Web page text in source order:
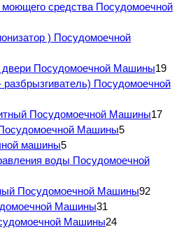
моющего средства Посудомоечной
) Посудомоечной
двери Посудомоечной Машины19
Посудомоечной
Посудомоечной Машины17
Машины5
машины5
воды Посудомоечной
Посудомоечной Машины92
Машины31
Машины24